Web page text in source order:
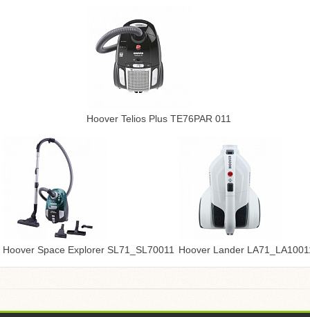
Hoover Telios Plus TE76PAR 011
Hoover Space Explorer SL71_SL70011 Hoover Lander